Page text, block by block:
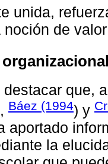
unida,
de
destacar que,
Báez (1994) y
aportado
la